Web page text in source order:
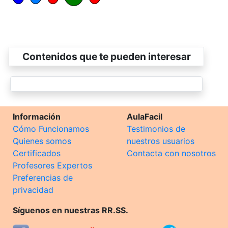
Contenidos que te pueden interesar
Información
Cómo Funcionamos
Quienes somos
Certificados
Profesores Expertos
Preferencias de
privacidad
AulaFacil
Testimonios de
nuestros usuarios
Contacta con nosotros
Síguenos en nuestras RR.SS.